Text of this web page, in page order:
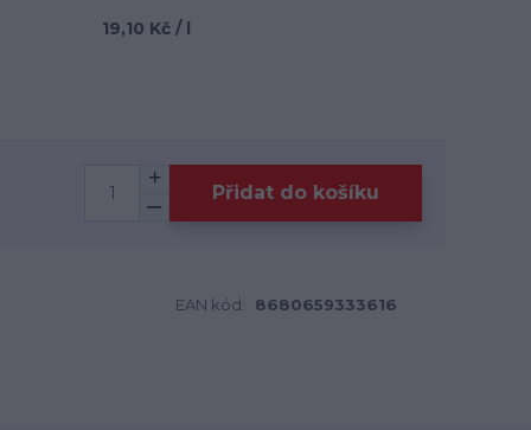
19,10 Kč / l
Přidat do košíku
EAN kód: 8680659333616